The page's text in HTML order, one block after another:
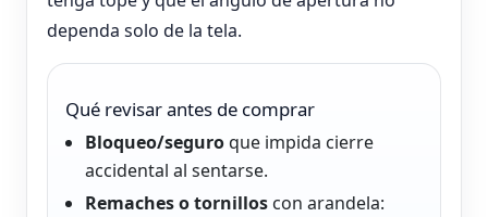
dependa solo de la tela.
Qué revisar antes de comprar
Bloqueo/seguroque impida cierre
accidental al sentarse.
Remaches o tornilloscon arandela: